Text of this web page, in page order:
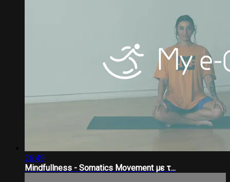
26:49
Mindfullness - Somatics Movement με τ...